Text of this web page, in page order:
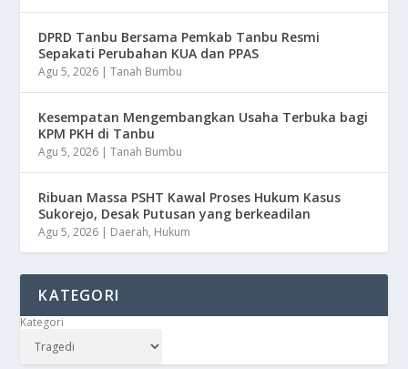
DPRD Tanbu Bersama Pemkab Tanbu Resmi
Sepakati Perubahan KUA dan PPAS
Agu 5, 2026 |Tanah Bumbu
Kesempatan Mengembangkan Usaha Terbuka bagi
KPM PKH di Tanbu
Agu 5, 2026 |Tanah Bumbu
Ribuan Massa PSHT Kawal Proses Hukum Kasus
Sukorejo, Desak Putusan yang berkeadilan
Agu 5, 2026 | Daerah, Hukum
KATEGORI
Kategori